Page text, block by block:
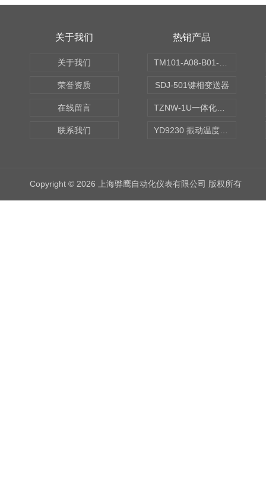
关于我们
关于我们
荣誉资质
在线留言
联系我们
热销产品
SDJ-501键相变送器
Copyright © 2026 上海骅鹰自动化仪表有限公司 版权所有